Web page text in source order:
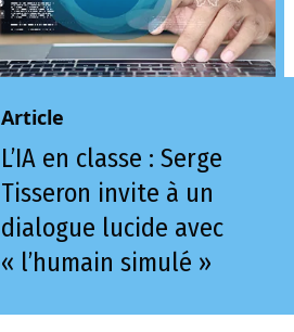
Article
L’IA en classe : Serge
Tisseron invite à un
dialogue lucide avec
« l’humain simulé »